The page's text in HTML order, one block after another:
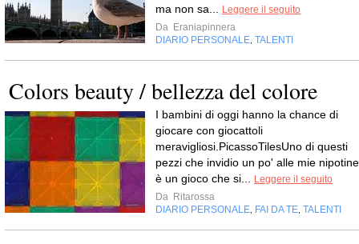
ma non sa...
Leggere il seguito
Da Eraniapinnera
DIARIO PERSONALE TALENTI
Colors beauty / bellezza del colore
I bambini di oggi hanno la chance di
giocare con giocattoli
meravigliosi.PicassoTilesUno di questi
pezzi che invidio un po' alle mie nipotine
è un gioco che si...
Leggere il seguito
Da Ritarossa
DIARIO PERSONALE FAI DA TE TALENTI